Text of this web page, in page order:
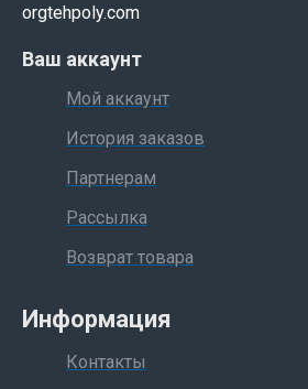
orgtehpoly.com
Ваш аккаунт
Мой аккаунт
История заказов
Партнерам
Рассылка
Возврат товара
Информация
Контакты